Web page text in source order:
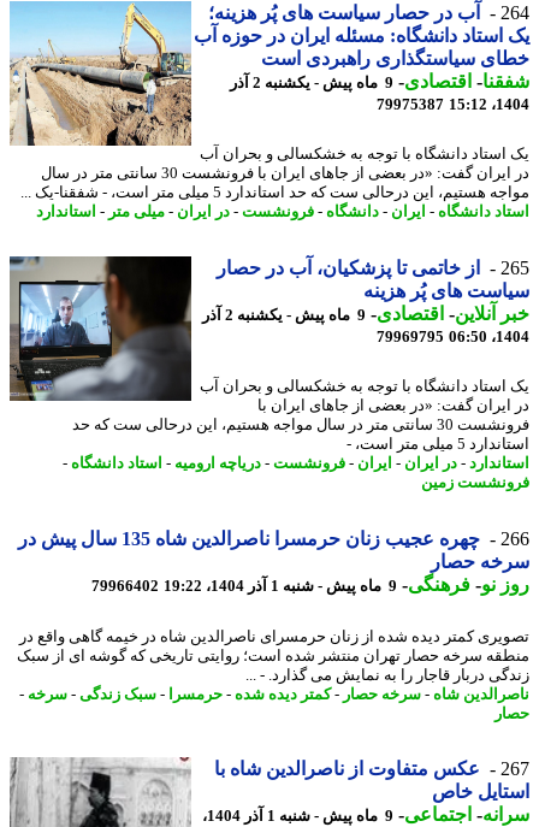
آب در حصار سیاست های پُر هزینه؛
استاد دانشگاه: مسئله ایران در حوزه آب
سیاستگذاری راهبردی است
-اقتصادی-
9 ماه پیش - یکشنبه 2 آذر
79975387
دانشگاه با توجه به خشکسالی و بحران آب
در ایران گفت: «در بعضی از جاهای ایران با فرونشست 30 سانتی متر در سال
هستیم، این درحالی ست که حد استاندارد 5 میلی متر است، - شفقنا-یک ...
دانشگاه-ایران - دانشگاه-فرونشست-در ایران - میلی متر-استاندارد
از خاتمی تا پزشکیان، آب در حصار
های پُر هزینه
آنلاین-اقتصادی-
9 ماه پیش - یکشنبه 2 آذر
79969795
دانشگاه با توجه به خشکسالی و بحران آب
گفت: «در بعضی از جاهای ایران با
فرونشست 30 سانتی متر در سال مواجه هستیم، این درحالی ست که حد
5 میلی متر است، -
- در ایران - ایران - فرونشست-دریاچه ارومیه -استاد دانشگاه-
زمین
چهره عجیب زنان حرمسرا ناصرالدین شاه 135 سال پیش در
حصار
نو- فرهنگی-9 ماه پیش - شنبه 1 آذر 1404، 19:22 79966402
کمتر دیده شده از زنان حرمسرای ناصرالدین شاه در خیمه گاهی واقع در
سرخه حصار تهران منتشر شده است؛ روایتی تاریخی که گوشه ای از سبک
دربار قاجار را به نمایش می گذارد. - ...
شاه -سرخه حصار-کمتر دیده شده-حرمسرا-سبک زندگی-سرخه-
عکس متفاوت از ناصرالدین شاه با
خاص
- اجتماعی-
9 ماه پیش - شنبه 1 آذر 1404،